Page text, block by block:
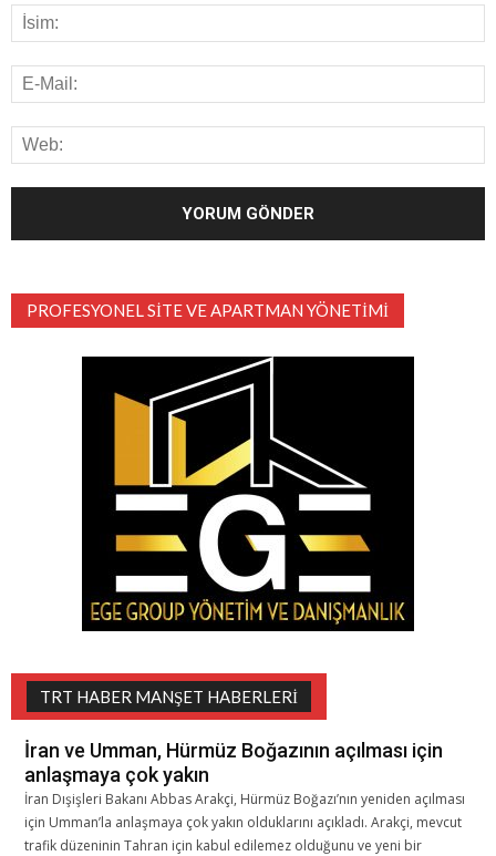
PROFESYONEL SITE VE APARTMAN YÖNETIMI
TRT HABER MANŞET HABERLERI
İran ve Umman, Hürmüz Boğazının açılması için
anlaşmaya çok yakın
İran Dışişleri Bakanı Abbas Arakçi, Hürmüz Boğazı’nın yeniden açılması
için Umman’la anlaşmaya çok yakın olduklarını açıkladı. Arakçi, mevcut
trafik düzeninin Tahran için kabul edilemez olduğunu ve yeni bir